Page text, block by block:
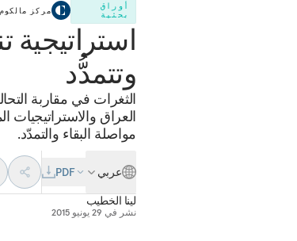
أوراق
بحثية
مركز
استراتيجية
وتتمدُّد
الثغرات في مقاربة
العراق والاستراتيجيات
مواصلة البقاء والتمدّد.
عربي
PDF
لينا الخطيب
نشر في 29 يونيو 2015